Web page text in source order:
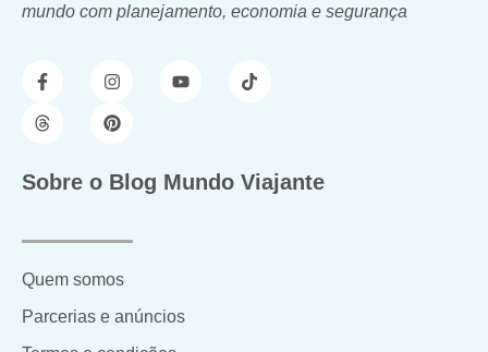
mundo com planejamento, economia e segurança
Sobre o Blog Mundo Viajante
Quem somos
Parcerias e anúncios